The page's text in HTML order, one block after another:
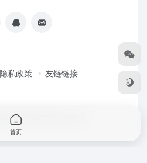
隐私政策 友链链接
航鲁ICP备2023010227号
首页